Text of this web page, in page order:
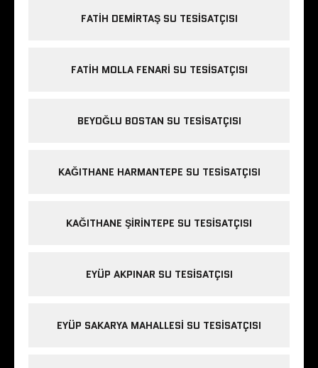
FATIH DEMIRTAŞ SU TESISATÇISI
FATIH MOLLA FENARI SU TESISATÇISI
BEYOĞLU BOSTAN SU TESISATÇISI
KAĞITHANE HARMANTEPE SU TESISATÇISI
KAĞITHANE ŞIRINTEPE SU TESISATÇISI
EYÜP AKPINAR SU TESISATÇISI
EYÜP SAKARYA MAHALLESI SU TESISATÇISI